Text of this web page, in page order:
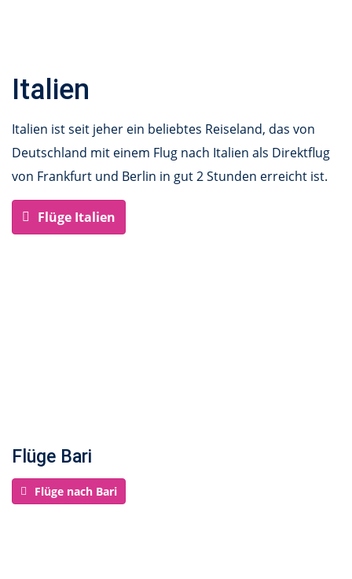
Italien
Italien ist seit jeher ein beliebtes Reiseland, das von
Deutschland mit einem Flug nach Italien als Direktflug
von Frankfurt und Berlin in gut 2 Stunden erreicht ist.
Flüge Italien
Flüge Bari
Flüge nach Bari